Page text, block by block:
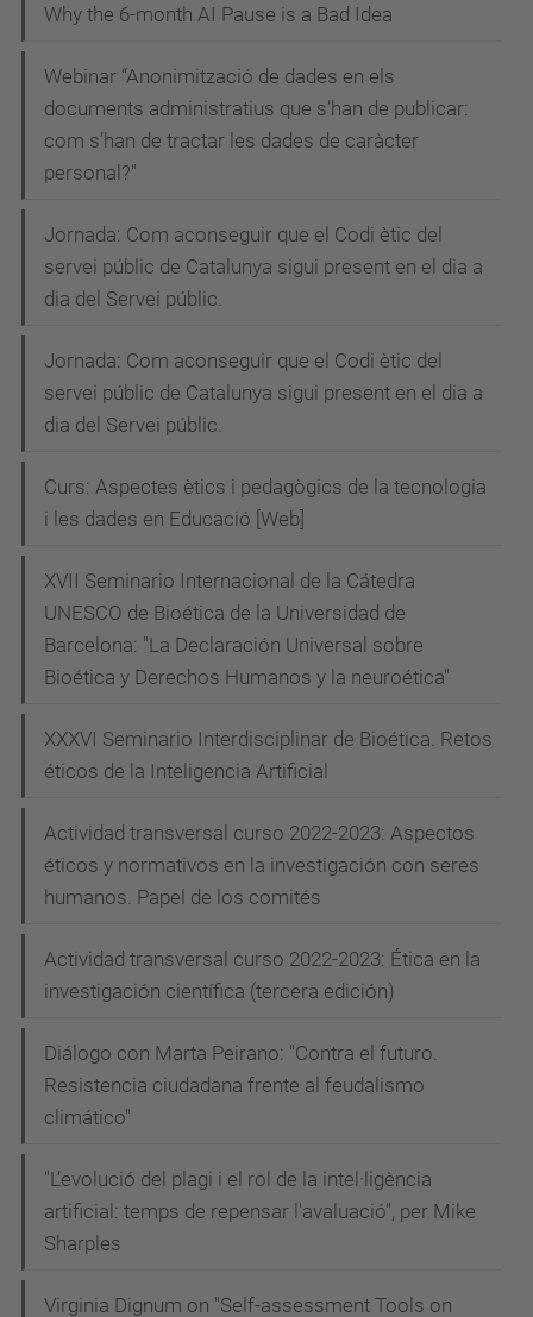
Why the 6-month AI Pause is a Bad Idea
Webinar “Anonimització de dades en els
documents administratius que s’han de publicar:
com s’han de tractar les dades de caràcter
personal?"
Jornada: Com aconseguir que el Codi ètic del
servei públic de Catalunya sigui present en el dia a
dia del Servei públic.
Jornada: Com aconseguir que el Codi ètic del
servei públic de Catalunya sigui present en el dia a
dia del Servei públic.
Curs: Aspectes ètics i pedagògics de la tecnologia
i les dades en Educació [Web]
XVII Seminario Internacional de la Cátedra
UNESCO de Bioética de la Universidad de
Barcelona: "La Declaración Universal sobre
Bioética y Derechos Humanos y la neuroética"
XXXVI Seminario Interdisciplinar de Bioética. Retos
éticos de la Inteligencia Artificial
Actividad transversal curso 2022-2023: Aspectos
éticos y normativos en la investigación con seres
humanos. Papel de los comités
Actividad transversal curso 2022-2023: Ética en la
investigación científica (tercera edición)
Diálogo con Marta Peirano: "Contra el futuro.
Resistencia ciudadana frente al feudalismo
climático"
"L’evolució del plagi i el rol de la intel·ligència
artificial: temps de repensar l'avaluació", per Mike
Sharples
Virginia Dignum on "Self-assessment Tools on